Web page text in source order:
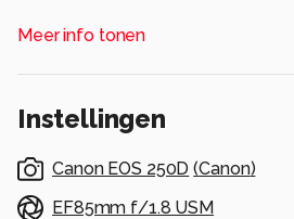
Alle rechten voorbehouden
Meer info tonen
Instellingen
Canon EOS 250D (Canon)
EF85mm f/1.8 USM